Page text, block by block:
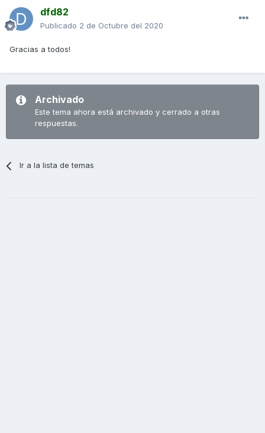
dfd82
Publicado 2 de Octubre del 2020
Gracias a todos!
Archivado
Este tema ahora está archivado y cerrado a otras
respuestas.
Ir a la lista de temas